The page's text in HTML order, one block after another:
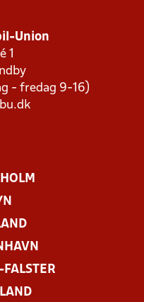
Union
1
- fredag 9-16)
FALSTER